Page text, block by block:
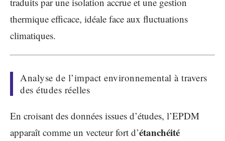
thermique efficace, idéale face aux fluctuations
climatiques.
Analyse de l’impact environnemental à travers
des études réelles
En croisant des données issues d’études, l’EPDM
apparaît comme un vecteur fort d’étanchéité